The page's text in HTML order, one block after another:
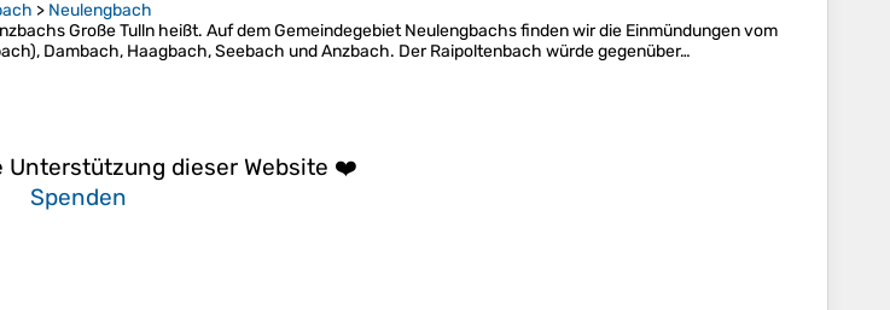
> Neulengbach
Große Tulln heißt. Auf dem Gemeindegebiet Neulengbachs finden wir die Einmündungen vom
Dambach, Haagbach, Seebach und Anzbach. Der Raipoltenbach würde gegenüber…
Unterstützung dieser Website ❤️
Spenden